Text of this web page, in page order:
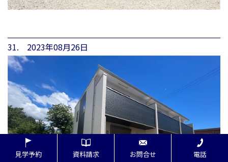
31. 2023年08月26日
見学予約 資料請求 お問合せ 電話